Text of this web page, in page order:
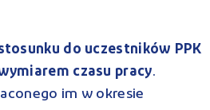
do uczestników PPK
czasu pracy.
im w okresie